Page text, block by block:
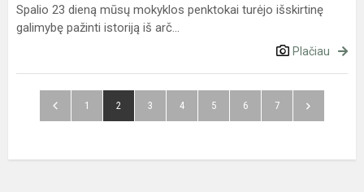
Spalio 23 dieną mūsų mokyklos penktokai turėjo išskirtinę
galimybę pažinti istoriją iš arč...
Plačiau
1 2 3 4 5 6 7